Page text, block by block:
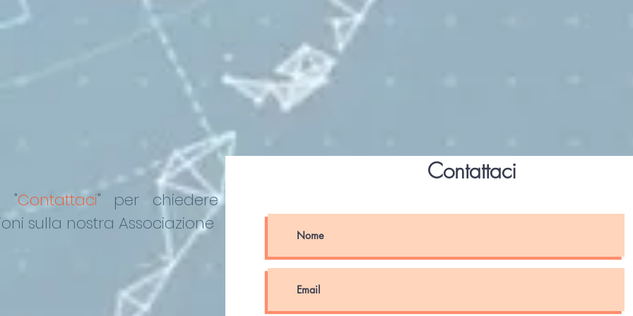
COLONNA”
"Contattaci"
per chiedere
sulla nostra Associazione
Contattaci